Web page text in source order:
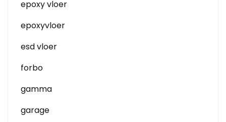
epoxy vloer
epoxyvloer
esd vloer
forbo
gamma
garage